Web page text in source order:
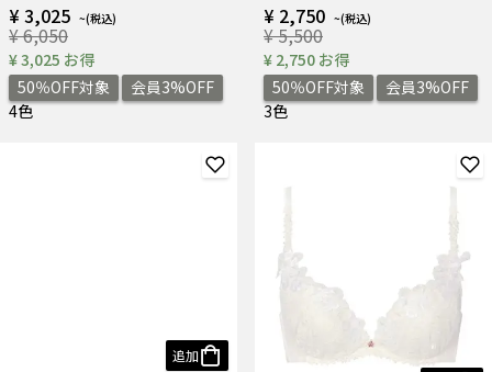
¥ 3,025
¥ 6,050
¥ 3,025 お得
50％OFF対象
会員3%OFF
4色
¥ 2,750
¥ 5,500
¥ 2,750 お得
50％OFF対象
会員3%OFF
3色